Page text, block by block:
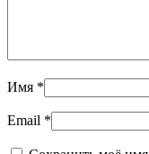
Имя *
Email *